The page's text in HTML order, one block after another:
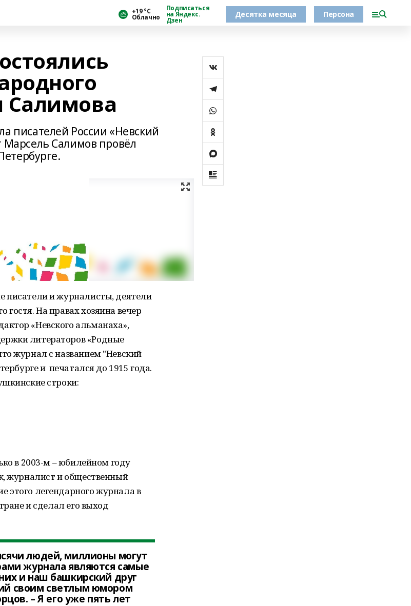
+19 °С
Облачно
Подписаться
на Яндекс.
Дзен
Десятка месяца Персона
Салимова
писателей России «Невский
Салимов провёл
писатели и журналисты, деятели
На правах хозяина вечер
«Невского альманаха»,
литераторов «Родные
журнал с названием "Невский
и печатался до 1915 года.
строки:
в 2003-м – юбилейном году
журналист и общественный
этого легендарного журнала в
и сделал его выход
людей, миллионы могут
журнала являются самые
и наш башкирский друг
своим светлым юмором
– Я его уже пять лет